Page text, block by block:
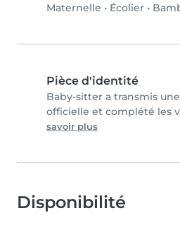
Maternelle • Écolier •
Pièce d'identité
Baby-sitter a transmis
officielle et complété les
savoir plus
Disponibilité